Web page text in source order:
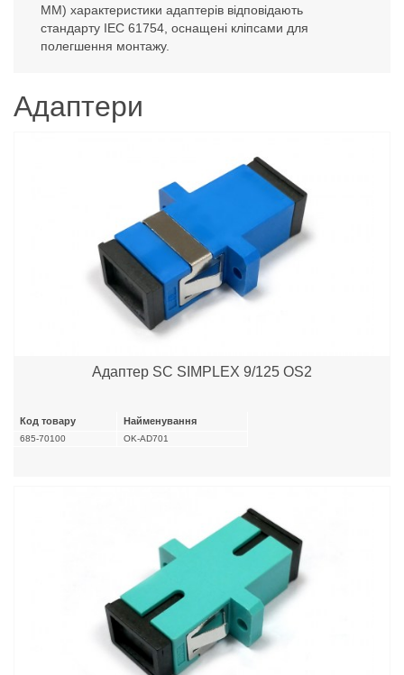
MM) характеристики адаптерів відповідають
стандарту IEC 61754, оснащені кліпсами для
полегшення монтажу.
Адаптери
Адаптер SC SIMPLEX 9/125 OS2
Код товару Найменування
685-70100 OK-AD701